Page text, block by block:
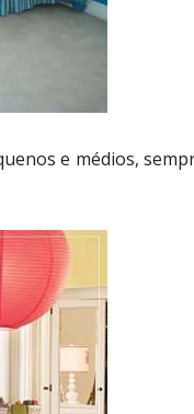
e médios,